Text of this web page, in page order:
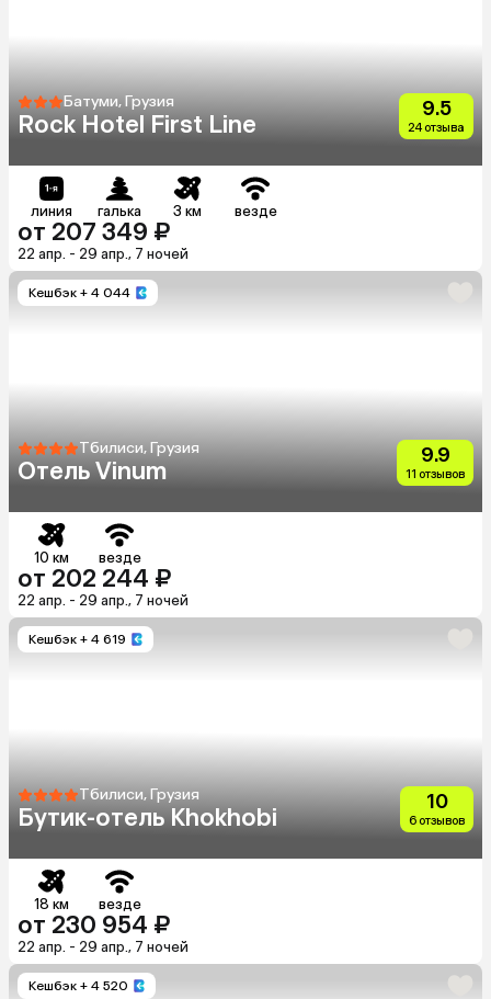
Батуми, Грузия
Rock Hotel First Line
9.5
24 отзыва
линия галька 3 км везде
от 207 349 ₽
22 апр. - 29 апр., 7 ночей
Кешбэк + 4 044
Тбилиси, Грузия
Отель Vinum
9.9
11 отзывов
10 км везде
от 202 244 ₽
22 апр. - 29 апр., 7 ночей
Кешбэк + 4 619
Тбилиси, Грузия
Бутик-отель Khokhobi
10
6 отзывов
18 км везде
от 230 954 ₽
22 апр. - 29 апр., 7 ночей
Кешбэк + 4 520